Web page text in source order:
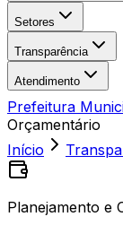
Setores
Transparência
Atendimento
Prefeitura
Orçamentário
Início
Planejamento e